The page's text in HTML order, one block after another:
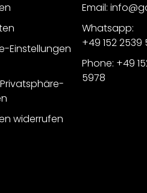
Einstellungen
widerrufen
Email:
Whatsapp:
+49 152 2539
Phone: +49
5978